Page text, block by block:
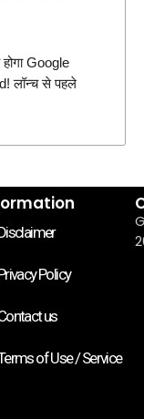
Google
लॉन्च से पहले
Policy
us
of Use / Service